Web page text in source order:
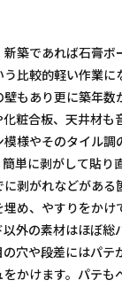
新築であれば石膏ボ
比較的軽い作業に
壁もあり更に築年数
化粧合板、天井材も
模様やそのタイル調
単に剥がして貼り
に剥がれなどがある
め、やすりをかけ
以外の素材はほぼ総
穴や段差にはパテ
かけます。パテも